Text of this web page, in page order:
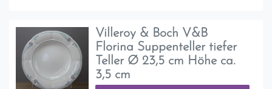
Villeroy & Boch V&B
Florina Suppenteller tiefer
Teller Ø 23,5 cm Höhe ca.
3,5 cm